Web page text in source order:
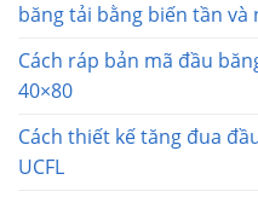
băng tải bằng biến tần và
Cách ráp bản mã đầu
40×80
Cách thiết kế tăng đua
UCFL